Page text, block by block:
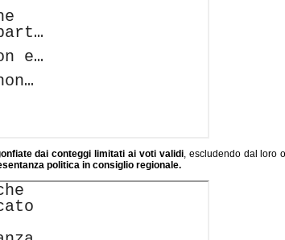
dai conteggi limitati ai voti validi, escludendo dal loro
politica in consiglio regionale.